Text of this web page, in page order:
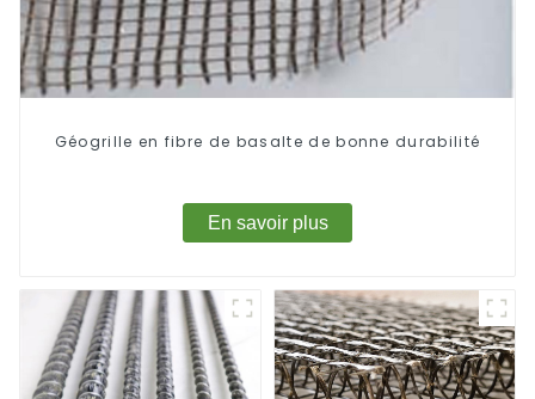
Géogrille en fibre de basalte de bonne durabilité
En savoir plus